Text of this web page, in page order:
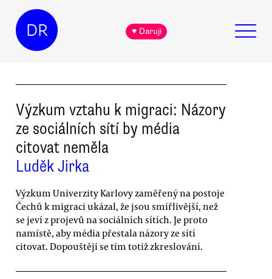
DR ♥ Daruji
Výzkum vztahu k migraci: Názory
ze sociálních sítí by média
citovat neměla
Luděk Jirka
Výzkum Univerzity Karlovy zaměřený na postoje
Čechů k migraci ukázal, že jsou smířlivější, než
se jeví z projevů na sociálních sítích. Je proto
namístě, aby média přestala názory ze sítí
citovat. Dopouštějí se tím totiž zkreslování.